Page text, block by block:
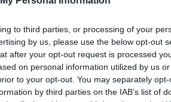
to third parties, or processing of your
by us, please use the below opt-out
after your opt-out request is processed
on personal information utilized by us
to your opt-out. You may separately
by third parties on the IAB’s list of
sempre maggiore
di Novamarine, ha così
che guarda al futuro
ambientale, e per
ottenuto la